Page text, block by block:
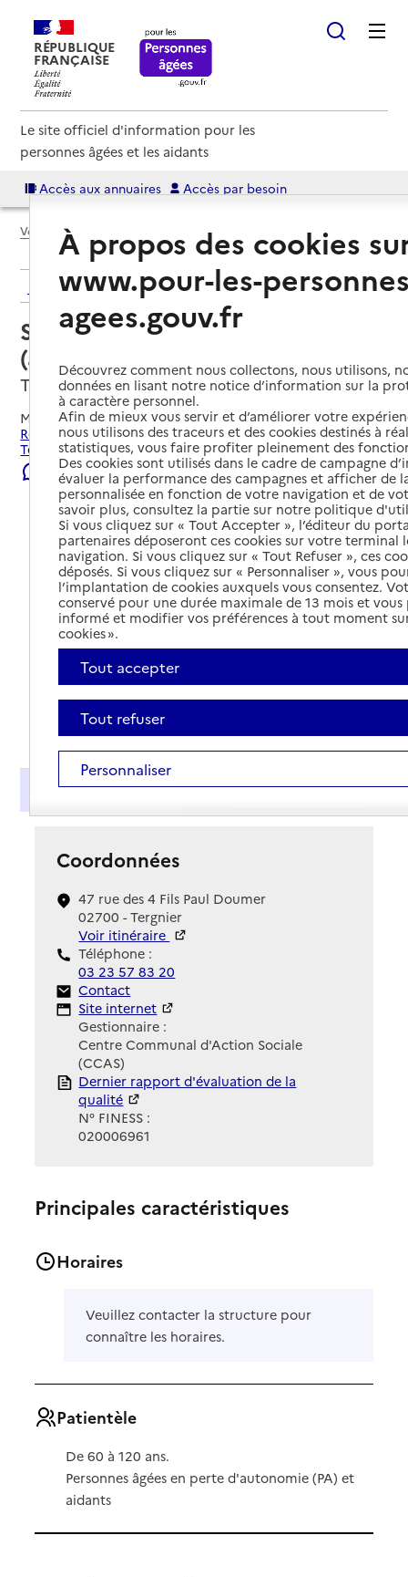
RÉPUBLIQUE
FRANÇAISE
Le site officiel d'information pour les
personnes âgées et les aidants
Accès aux annuaires Accès par besoin
Voir le fil d’Ariane
Retour aux résultats de l'annuaire
Service autonomie à domicile
(aide) – Services du CCAS
Tergnier, AISNE
Mis à jour le22/07/2026
Rechercher les établissements et services autour de
Tergnier.
Signaler une erreur
Présentation
Coordonnées
47 rue des 4 Fils Paul Doumer
02700 - Tergnier
Voir itinéraire
Téléphone :
03 23 57 83 20
Contact
Contact
Site Internet
Site internet
Gestionnaire :
Centre Communal d'Action Sociale
(CCAS)
Rapport HAS
Dernier rapport d'évaluation de la
qualité
N° FINESS :
020006961
Principales caractéristiques
Horaires
Veuillez contacter la structure pour
connaître les horaires.
Patientèle
De 60 à 120 ans.
Personnes âgées en perte d'autonomie (PA) et
aidants
À propos des cookies
www.pour-les-
agees.gouv.fr
Découvrez comment nous collectons, nous utilisons,
données en lisant notre notice d’information sur la
à caractère personnel.
Afin de mieux vous servir et d’améliorer votre
nous utilisons des traceurs et des cookies destinés à
statistiques, vous faire profiter pleinement des
Des cookies sont utilisés dans le cadre de campagne
évaluer la performance des campagnes et afficher de
personnalisée en fonction de votre navigation et de
savoir plus, consultez la partie sur notre politique
Si vous cliquez sur « Tout Accepter », l’éditeur du
partenaires déposeront ces cookies sur votre terminal
navigation. Si vous cliquez sur « Tout Refuser », ces
déposés. Si vous cliquez sur « Personnaliser », vous
l’implantation de cookies auxquels vous consentez.
conservé pour une durée maximale de 13 mois et
informé et modifier vos préférences à tout moment
cookies ».
Tout accepter
Tout refuser
Personnaliser